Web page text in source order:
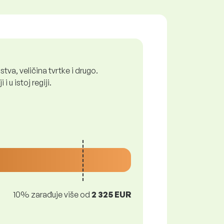
veličina tvrtke i drugo.
i u istoj regiji.
10% zarađuje više od 2 325 EUR